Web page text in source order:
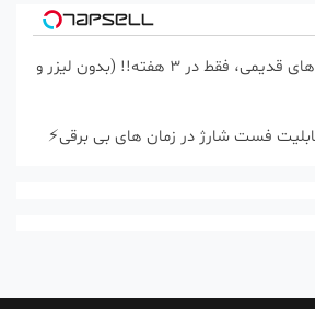
از بین بردن جای زخم های قدیمی، فقط در 3 هفته!! (بدون لیزر و
فست شارژ در زمان های بی برقی⚡